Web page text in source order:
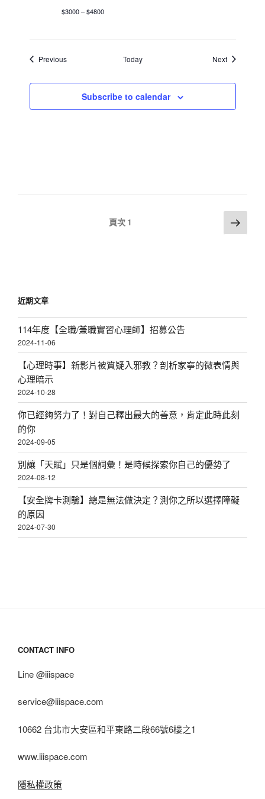
$3000 – $4800
PreviousEvents Today NextEvents
Subscribe to calendar
頁次 1 下
一
近期文章
114年度【全職/兼職實習心理師】招募公告
2024-11-06
【心理時事】新影片被質疑入邪教？剖析家寧的微表情與
心理暗示
2024-10-28
你已經夠努力了！對自己釋出最大的善意，肯定此時此刻
的你
2024-09-05
別讓「天賦」只是個詞彙！是時候探索你自己的優勢了
2024-08-12
【安全牌卡測驗】總是無法做決定？測你之所以選擇障礙
的原因
2024-07-30
CONTACT INFO
Line @iiispace
service@iiispace.com
10662 台北市大安區和平東路二段66號6樓之1
www.iiispace.com
隱私權政策